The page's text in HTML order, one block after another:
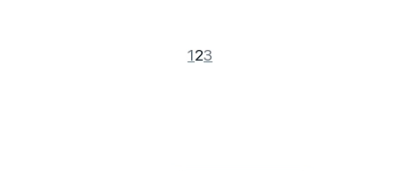
123